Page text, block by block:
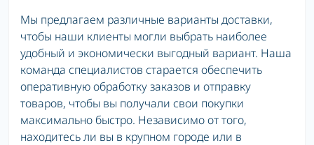
Мы предлагаем различные варианты доставки,
чтобы наши клиенты могли выбрать наиболее
удобный и экономически выгодный вариант. Наша
команда специалистов старается обеспечить
оперативную обработку заказов и отправку
товаров, чтобы вы получали свои покупки
максимально быстро. Независимо от того,
находитесь ли вы в крупном городе или в